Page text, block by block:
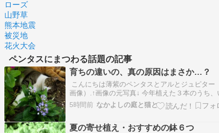
ローズ
山野草
熊本地震
被災地
花火大会
ペンタスにまつわる話題の記事
育ちの違いの、真の原因はまさか…？
こんにちは薄紫のペンタスとアルとジュピター
画像）.↑画像の元写真↓ 今年植えた３本のうち、
ばん最近植えた株です。枯れたマリーゴールド
地に植えたものです。ペンタスは強いですね♪来
は弱っているニチニチソウ（弱い…
5時間前 なかよしの庭と猫と
夏の寄せ植え・おすすめの鉢６つ